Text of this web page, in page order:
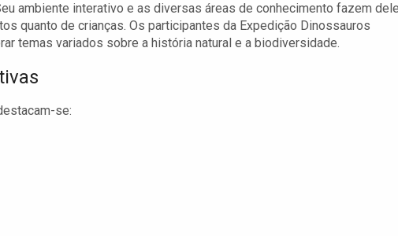
ambiente interativo e as diversas áreas de conhecimento fazem
quanto de crianças. Os participantes da Expedição Dinossauros
temas variados sobre a história natural e a biodiversidade.
se: